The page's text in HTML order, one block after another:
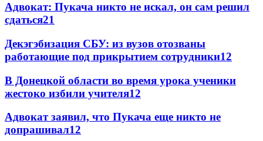
Адвокат: Пукача никто не искал, он сам решил
сдаться21
Декэгэбизация СБУ: из вузов отозваны
работающие под прикрытием сотрудники12
В Донецкой области во время урока ученики
жестоко избили учителя12
Адвокат заявил, что Пукача еще никто не
допрашивал12